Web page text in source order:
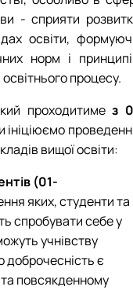
- сприяти
освіти,
норм і
процесу.
проходитиме з
ініціюємо
вищої освіти:
(01-
яких, студенти та
спробувати себе у
учнівству
доброчесність є
повсякденному